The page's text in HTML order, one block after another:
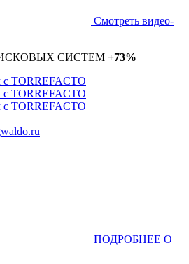
Смотреть видео-
СИСТЕМ +73%
ПОДРОБНЕЕ О